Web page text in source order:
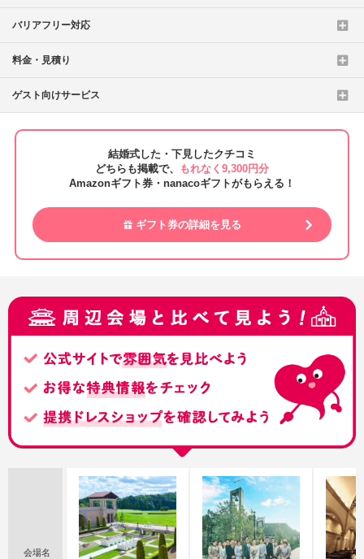
バリアフリー対応
料金・見積り
ゲスト向けサービス
結婚式した・下見したクチコミ
どちらも掲載で、
もれなく9,300円分
Amazonギフト券・nanacoギフトがもらえる！
ギフト券の詳細を見る
会場名